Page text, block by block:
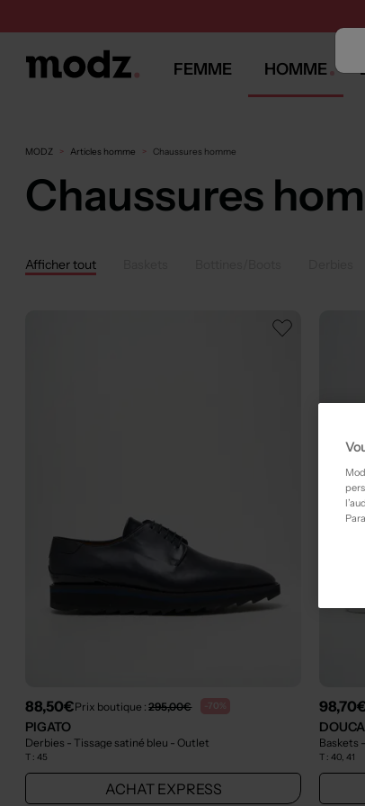
FEMME HOMME
MODZ Articles homme Chaussures homme
Chaussures
Afficher tout
88,50€Prix boutique :295,00€ -70%
PIGATO
Derbies - Tissage satiné bleu - Outlet
T :45
ACHAT EXPRESS
Baskets
T :40, 41